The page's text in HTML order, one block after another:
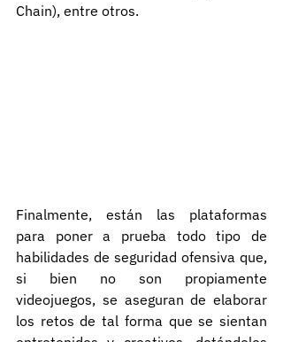
Chain), entre otros.
Finalmente, están las plataformas
para poner a prueba todo tipo de
habilidades de seguridad ofensiva que,
si bien no son propiamente
videojuegos, se aseguran de elaborar
los retos de tal forma que se sientan